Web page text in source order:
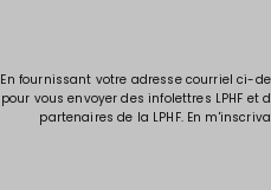
En fournissant votre adresse courriel ci-
pour vous envoyer des infolettres LPHF
partenaires de la LPHF. En